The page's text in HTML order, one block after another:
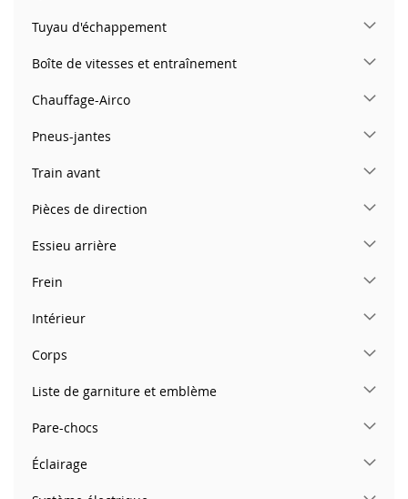
Tuyau d'échappement
Boîte de vitesses et entraînement
Chauffage-Airco
Pneus-jantes
Train avant
Pièces de direction
Essieu arrière
Frein
Intérieur
Corps
Liste de garniture et emblème
Pare-chocs
Éclairage